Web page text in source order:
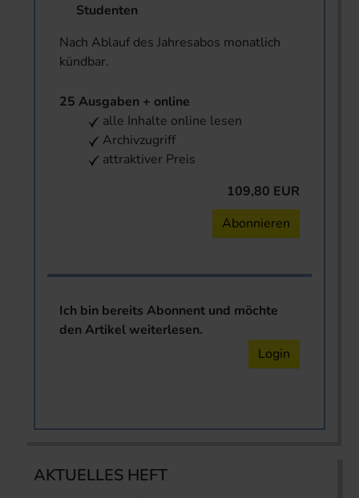
Studenten
Nach Ablauf des Jahresabos monatlich
kündbar.
25 Ausgaben + online
alle Inhalte online lesen
Archivzugriff
attraktiver Preis
109,80 EUR
Abonnieren
Ich bin bereits Abonnent und möchte
den Artikel weiterlesen.
Login
AKTUELLES HEFT